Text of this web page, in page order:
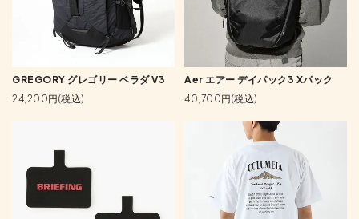
GREGORY グレゴリー ベラダ V3
24,200円(税込)
Aer エアー デイパック3 Xパック
40,700円(税込)